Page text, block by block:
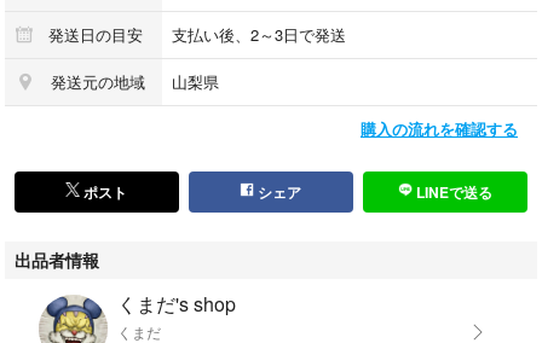
発送日の目安 支払い後、2～3日で発送
発送元の地域 山梨県
購入の流れを確認する
ポスト シェア LINEで送る
出品者情報
くまだ's shop
くまだ